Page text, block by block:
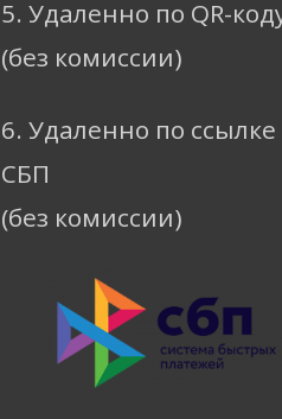
5. Удаленно по QR-
(без комиссии)
6. Удаленно по ссылке
СБП
(без комиссии)